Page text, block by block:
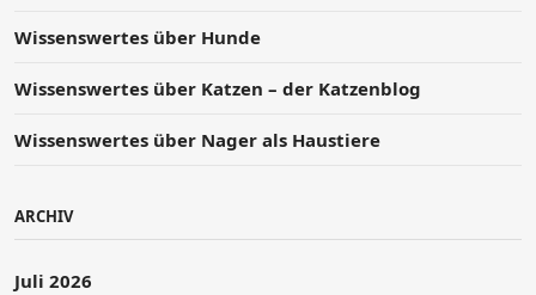
Wissenswertes über Hunde
Wissenswertes über Katzen – der Katzenblog
Wissenswertes über Nager als Haustiere
ARCHIV
Juli 2026